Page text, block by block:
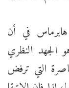
في أن
الجهد النظري
التي ترفض